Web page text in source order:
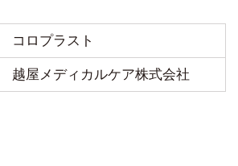
コロプラスト
越屋メディカルケア株式会社